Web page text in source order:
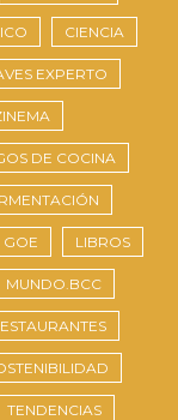
CIENCIA
EXPERTO
DE COCINA
GOE LIBROS
MUNDO.BCC
TENDENCIAS